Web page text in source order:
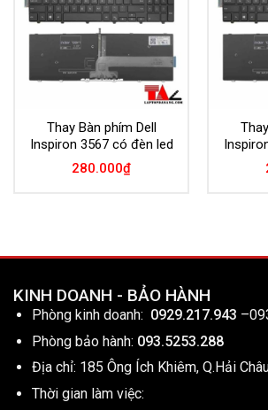
Thay Bàn phím Dell
Inspiron 3567 có đèn led
280.000₫
KINH DOANH - BẢO HÀNH
Phòng kinh doanh: 0929.217.943 –
Phòng bảo hành: 093.5253.288
Địa chỉ: 185 Ông Ích Khiêm, Q.Hải
Thời gian làm việc: